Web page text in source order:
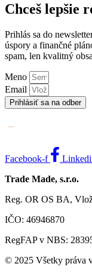
Chceš lepšie
Prihlás sa do
úspory a finančné
spam, len kvalitný
Meno
Email
Prihlásiť sa na odber
Facebook-f
Trade Made, s.r.o.
Reg. OR OS BA,
IČO: 46946870
RegFAP v NBS:
© 2025 Všetky práva